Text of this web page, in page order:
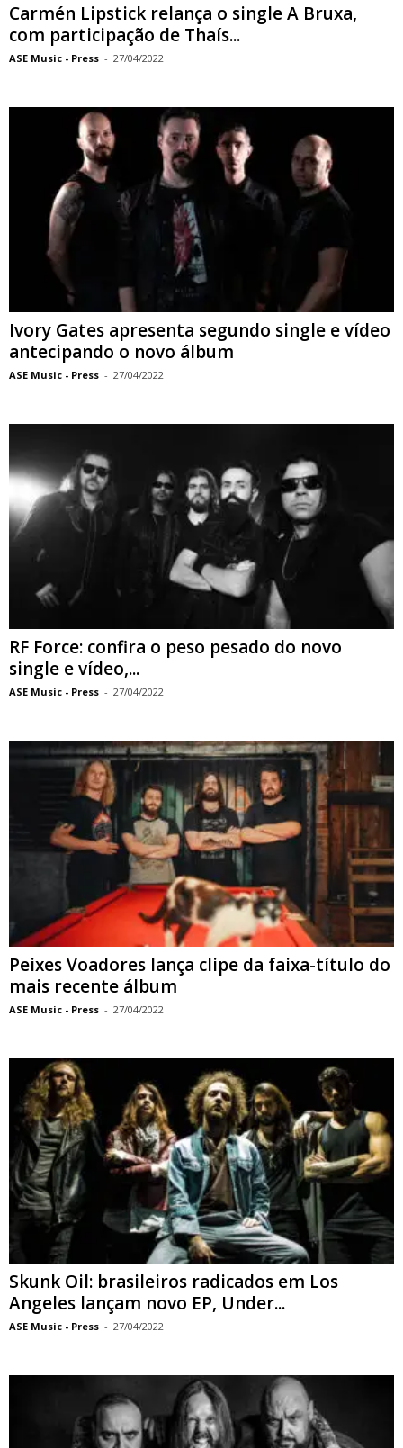
Carmén Lipstick relança o single A Bruxa,
com participação de Thaís...
ASE Music - Press - 27/04/2022
Ivory Gates apresenta segundo single e vídeo
antecipando o novo álbum
ASE Music - Press - 27/04/2022
RF Force: confira o peso pesado do novo
single e vídeo,...
ASE Music - Press - 27/04/2022
Peixes Voadores lança clipe da faixa-título do
mais recente álbum
ASE Music - Press - 27/04/2022
Skunk Oil: brasileiros radicados em Los
Angeles lançam novo EP, Under...
ASE Music - Press - 27/04/2022